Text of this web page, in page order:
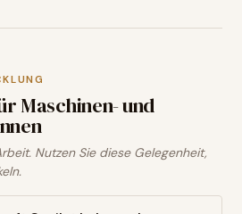
Maschinen- und
Nutzen Sie diese Gelegenheit,